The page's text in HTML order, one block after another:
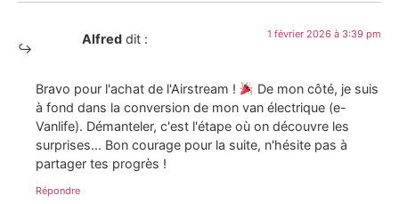
Alfred dit : 1 février 2026 à 3:39 pm
Bravo pour l'achat de l'Airstream !
De mon côté, je suis
à fond dans la conversion de mon van électrique (e-
Vanlife). Démanteler, c'est l'étape où on découvre les
surprises... Bon courage pour la suite, n'hésite pas à
partager tes progrès !
Répondre